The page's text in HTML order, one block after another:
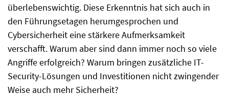
überlebenswichtig. Diese Erkenntnis hat sich auch in
den Führungsetagen herumgesprochen und
Cybersicherheit eine stärkere Aufmerksamkeit
verschafft. Warum aber sind dann immer noch so viele
Angriffe erfolgreich? Warum bringen zusätzliche IT-
Security-Lösungen und Investitionen nicht zwingender
Weise auch mehr Sicherheit?